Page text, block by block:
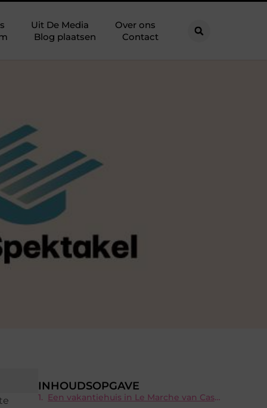
Uit De Media
Over ons
Blog plaatsen Contact
INHOUDSOPGAVE
Een vakantiehuis in Le Marche van Casa Vacanza Italia!